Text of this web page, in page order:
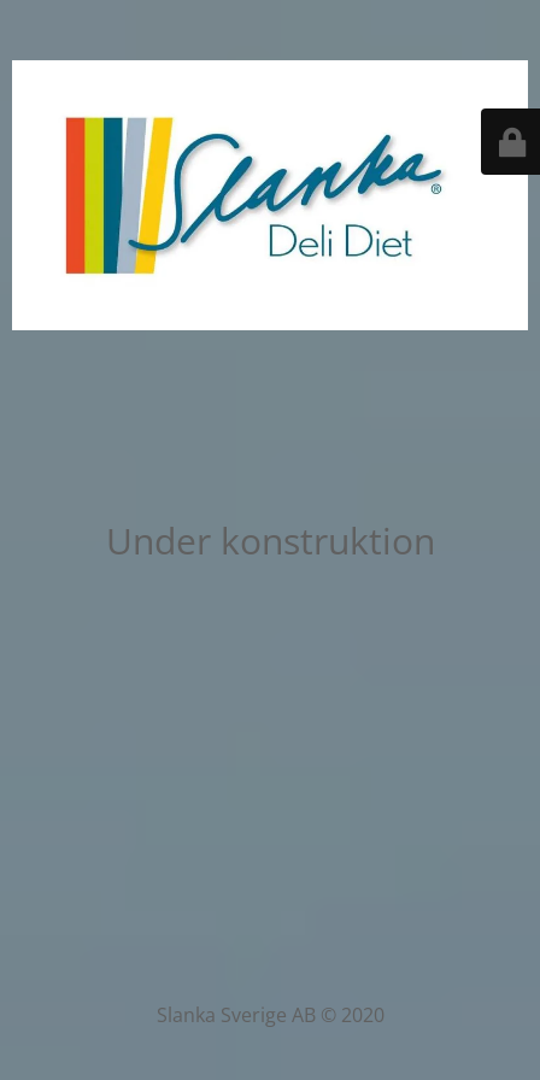
Under konstruktion
Slanka Sverige AB © 2020